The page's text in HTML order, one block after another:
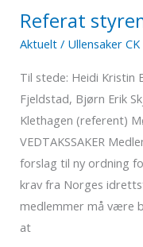
Referat
Aktuelt / Ullensaker CK
Til stede: Heidi Kristin
Fjeldstad, Bjørn Erik
Klethagen (referent)
VEDTAKSSAKER
forslag til ny ordning
krav fra Norges
medlemmer må være
at